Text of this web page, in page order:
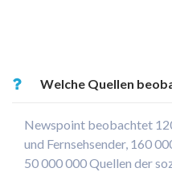
Welche Quellen
Newspoint beobachtet
und Fernsehsender, 160
50 000 000 Quellen der